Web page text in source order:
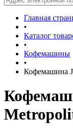
Главная
•
Каталог
•
Кофемашины
•
Кофемашина